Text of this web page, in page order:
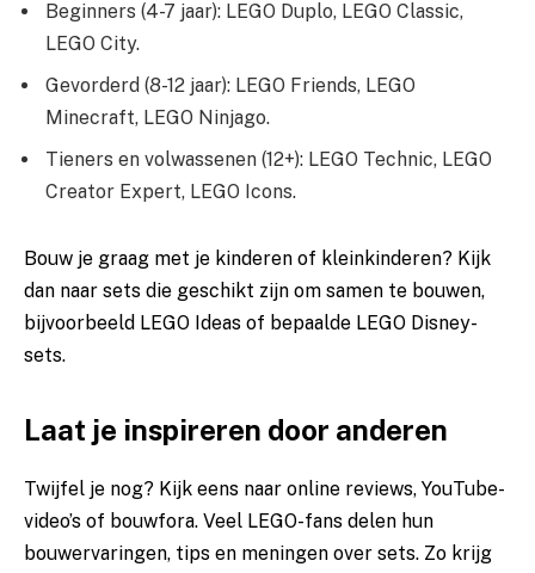
Beginners (4-7 jaar): LEGO Duplo, LEGO Classic,
LEGO City.
Gevorderd (8-12 jaar): LEGO Friends, LEGO
Minecraft, LEGO Ninjago.
Tieners en volwassenen (12+): LEGO Technic, LEGO
Creator Expert, LEGO Icons.
Bouw je graag met je kinderen of kleinkinderen? Kijk
dan naar sets die geschikt zijn om samen te bouwen,
bijvoorbeeld LEGO Ideas of bepaalde LEGO Disney-
sets.
Laat je inspireren door anderen
Twijfel je nog? Kijk eens naar online reviews, YouTube-
video’s of bouwfora. Veel LEGO-fans delen hun
bouwervaringen, tips en meningen over sets. Zo krijg